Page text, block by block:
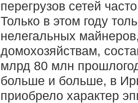
перегрузов сетей
Только в этом году
нелегальных
домохозяйствам,
млрд 80 млн
больше и больше, в
приобрело характер